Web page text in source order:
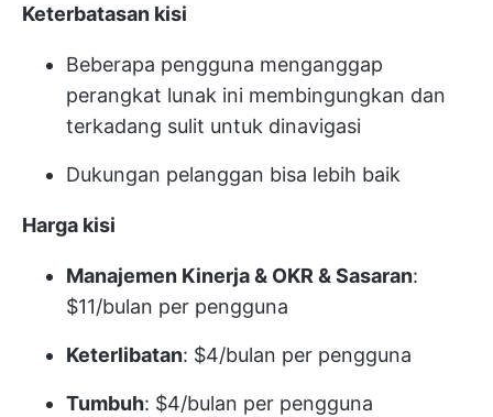
Keterbatasan kisi
Beberapa pengguna menganggap
perangkat lunak ini membingungkan dan
terkadang sulit untuk dinavigasi
Dukungan pelanggan bisa lebih baik
Harga kisi
Manajemen Kinerja & OKR & Sasaran:
$11/bulan per pengguna
Keterlibatan: $4/bulan per pengguna
Tumbuh: $4/bulan per pengguna